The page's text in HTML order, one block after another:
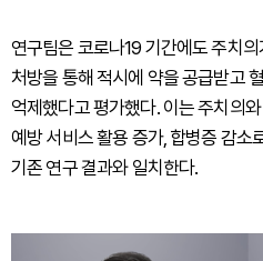
연구팀은 코로나19 기간에도 주치
처방을 통해 적시에 약을 공급받고
억제했다고 평가했다. 이는 주치의
예방 서비스 활용 증가, 합병증 감소
기존 연구 결과와 일치한다.